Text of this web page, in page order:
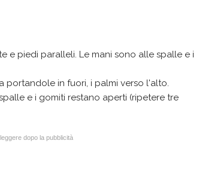
e piedi paralleli. Le mani sono alle spalle e i
portandole in fuori, i palmi verso l'alto.
e i gomiti restano aperti (ripetere tre
dopo la pubblicità